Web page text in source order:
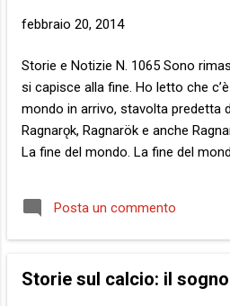
Indicibile spontaneità. Potrebbe
scesa ai limiti. L’asticella del
senza esagerare, ma, come la na...
febbraio 20, 2014
Storie e Notizie N. 1065 Sono
si capisce alla fine. Ho letto che
mondo in arrivo, stavolta predetta
Ragnarǫk, Ragnarök e anche
La fine del mondo. La fine del
cascata con i Maya, ma che volete
dovrebbero scrivere all’entrata.
l’idea. La fine del mondo… La fine
ad alta velocità ma anche bassa,
Posta un commento
Storie sul calcio: il